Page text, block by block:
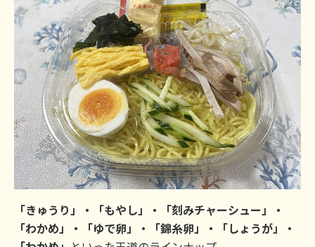
「きゅうり」・「もやし」・「刻みチャーシュー」・
「わかめ」・「ゆで卵」・「錦糸卵」・「しょうが」・